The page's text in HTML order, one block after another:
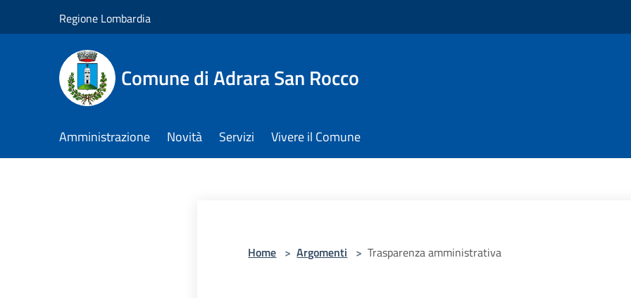
Regione Lombardia
Comune di Adrara San Rocco
Amministrazione Novità Servizi Vivere il Comune
Home > Argomenti > Trasparenza amministrativa